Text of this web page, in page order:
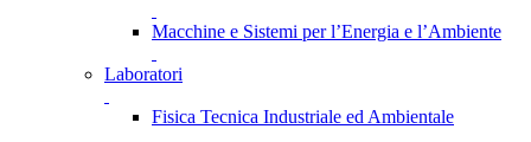
Macchine e Sistemi per l’Energia e l’Ambiente
Laboratori
Fisica Tecnica Industriale ed Ambientale